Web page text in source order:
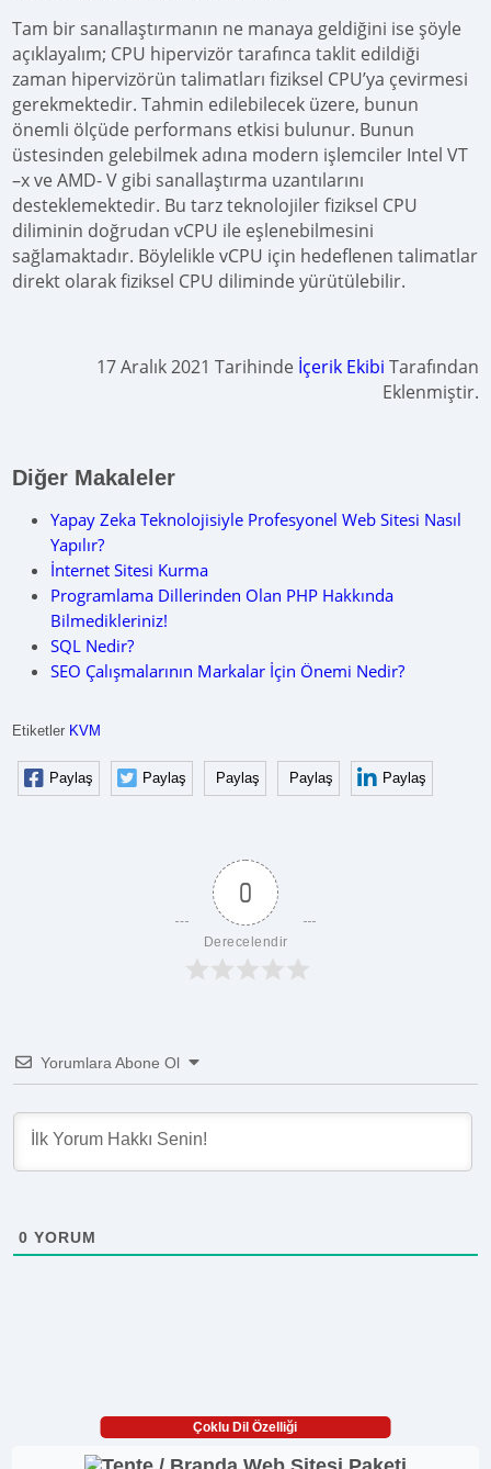
Tam bir sanallaştırmanın ne manaya geldiğini ise şöyle
açıklayalım; CPU hipervizör tarafınca taklit edildiği
zaman hipervizörün talimatları fiziksel CPU’ya çevirmesi
gerekmektedir. Tahmin edilebilecek üzere, bunun
önemli ölçüde performans etkisi bulunur. Bunun
üstesinden gelebilmek adına modern işlemciler Intel VT
–x ve AMD- V gibi sanallaştırma uzantılarını
desteklemektedir. Bu tarz teknolojiler fiziksel CPU
diliminin doğrudan vCPU ile eşlenebilmesini
sağlamaktadır. Böylelikle vCPU için hedeflenen talimatlar
direkt olarak fiziksel CPU diliminde yürütülebilir.
17 Aralık 2021 Tarihinde İçerik Ekibi Tarafından
Eklenmiştir.
Diğer Makaleler
Yapay Zeka Teknolojisiyle Profesyonel Web Sitesi Nasıl
Yapılır?
İnternet Sitesi Kurma
Programlama Dillerinden Olan PHP Hakkında
Bilmedikleriniz!
SQL Nedir?
SEO Çalışmalarının Markalar İçin Önemi Nedir?
Etiketler KVM
Paylaş Paylaş Paylaş Paylaş Paylaş
0
Derecelendir
Yorumlara Abone Ol
0 YORUM
Çoklu Dil Özelliği